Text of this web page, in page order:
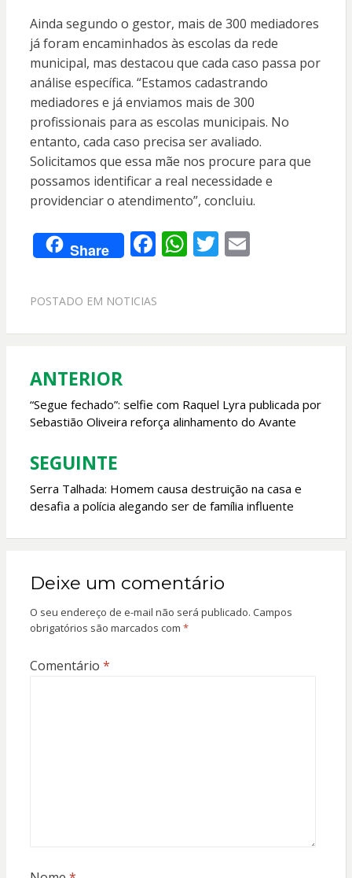
Ainda segundo o gestor, mais de 300 mediadores
já foram encaminhados às escolas da rede
municipal, mas destacou que cada caso passa por
análise específica. “Estamos cadastrando
mediadores e já enviamos mais de 300
profissionais para as escolas municipais. No
entanto, cada caso precisa ser avaliado.
Solicitamos que essa mãe nos procure para que
possamos identificar a real necessidade e
providenciar o atendimento”, concluiu.
Share F
ac
e
o
k
W
h
A
p
T
w
E
POSTADO EM NOTICIAS
Navegação
de
Post
ANTERIOR
“Segue fechado”: selfie com Raquel Lyra publicada por
Sebastião Oliveira reforça alinhamento do Avante
SEGUINTE
Serra Talhada: Homem causa destruição na casa e
desafia a polícia alegando ser de família influente
Deixe um comentário
O seu endereço de e-mail não será publicado. Campos
obrigatórios são marcados com *
Comentário *